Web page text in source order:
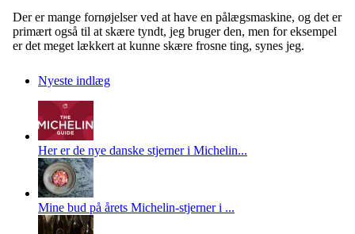
Nyeste indlæg
Her er de nye danske stjerner i Michelin...
Mine bud på årets Michelin-stjerner i ...